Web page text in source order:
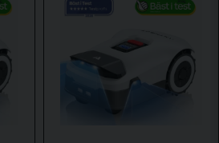
Skicka fråga